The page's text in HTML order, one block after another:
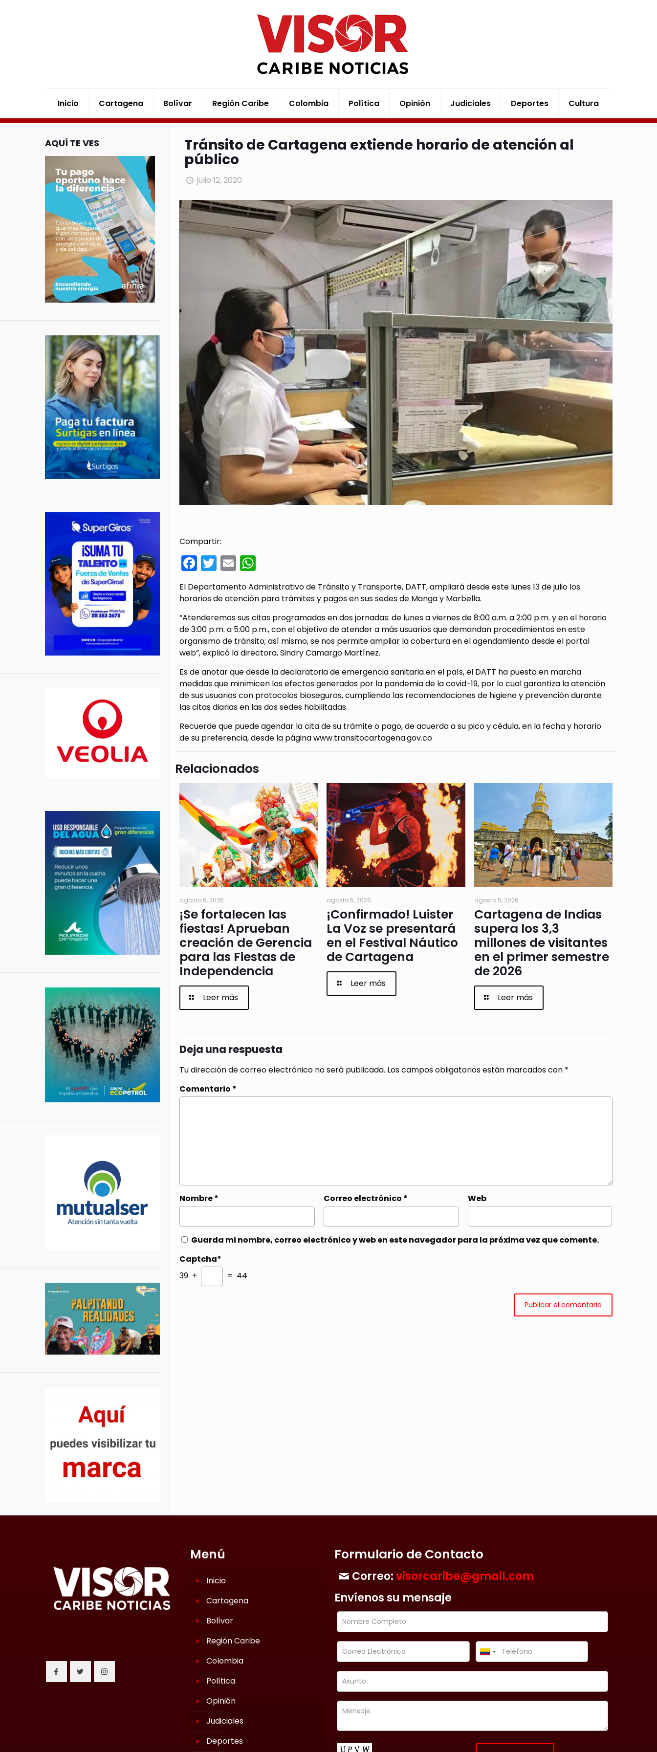
Inicio Cartagena Bolívar Región Caribe Colombia Política Opinión Judiciales Deportes Cultura
Tránsito de Cartagena extiende horario de atención al
público
julio 12, 2020
Compartir:
Facebook
Twitter
Email
El Departamento Administrativo de Tránsito y Transporte, DATT, ampliará desde este lunes 13 de julio los
horarios de atención para trámites y pagos en sus sedes de Manga y Marbella.
“Atenderemos sus citas programadas en dos jornadas: de lunes a viernes de 8:00 a.m. a 2:00 p.m. y en el horario
de 3:00 p.m. a 5:00 p.m., con el objetivo de atender a más usuarios que demandan procedimientos en este
organismo de tránsito; así mismo, se nos permite ampliar la cobertura en el agendamiento desde el portal
web”, explicó la directora, Sindry Camargo Martínez.
Es de anotar que desde la declaratoria de emergencia sanitaria en el país, el DATT ha puesto en marcha
medidas que minimicen los efectos generados por la pandemia de la covid-19, por lo cual garantiza la atención
de sus usuarios con protocolos bioseguros, cumpliendo las recomendaciones de higiene y prevención durante
las citas diarias en las dos sedes habilitadas.
Recuerde que puede agendar la cita de su trámite o pago, de acuerdo a su pico y cédula, en la fecha y horario
de su preferencia, desde la página www.transitocartagena.gov.co
Relacionados
agosto 6, 2026
¡Se fortalecen las
fiestas! Aprueban
creación de Gerencia
para las Fiestas de
Independencia
Leer más
agosto 5, 2026
¡Confirmado! Luister
La Voz se presentará
en el Festival Náutico
de Cartagena
Leer más
agosto 5, 2026
Cartagena de Indias
supera los 3,3
millones de visitantes
en el primer semestre
de 2026
Leer más
Deja una respuesta
Tu dirección de correo electrónico no será publicada. Los campos obligatorios están marcados con *
Comentario *
Nombre* Correo electrónico * Web
Guarda mi nombre, correo electrónico y web en este navegador para la próxima vez que comente.
Captcha*
39 +
= 44
AQUÍ TE VES
Menú
Inicio
Cartagena
Bolívar
Región Caribe
Colombia
Política
Opinión
Judiciales
Deportes
Formulario de Contacto
Correo:visorcaribe@gmail.com
Envíenos su mensaje